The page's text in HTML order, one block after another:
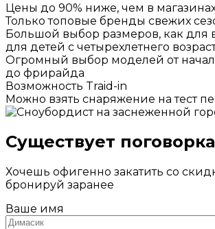
Цены до 90% ниже, чем в
Только топовые бренды свежих
Большой выбор размеров, как для
для детей с четырехлетнего
Огромный выбор моделей от
до фрирайда
Возможность Traid-in
Можно взять снаряжение на тест
Существует
Хочешь офигенно закатить со
бронируй заранее
Ваше имя